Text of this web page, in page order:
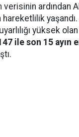
ardından
hareketlilik
yüksek olan
ile son 15 ayın